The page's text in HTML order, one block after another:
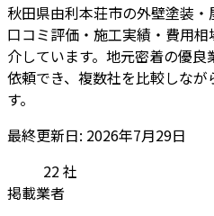
秋田県由利本荘市の外壁塗装・
口コミ評価・施工実績・費用
介しています。地元密着の優
依頼でき、複数社を比較しな
す。
最終更新日: 2026年7月29日
22社
掲載業者